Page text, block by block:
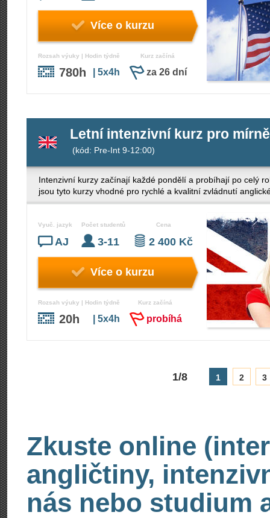
Více o kurzu
Rozsah výuky | Hodin týdně
780h | 5x4h
Kurz začíná
za 26 dní
Letní intenzivní kurz pro
(kód: Pre-Int 9-12:00)
Intenzivní kurzy začínají každé pondělí a probíhají po celý
jsou tyto kurzy vhodné pro rychlé a kvalitní zvládnutí
Vyuč. jazyk
AJ
Počet studentů
3-11
Cena
2 400 Kč
Více o kurzu
Rozsah výuky | Hodin týdně
20h | 5x4h
Kurz začíná
probíhá
1/8 1 2 3
Zkuste online
angličtiny,
nás nebo studium